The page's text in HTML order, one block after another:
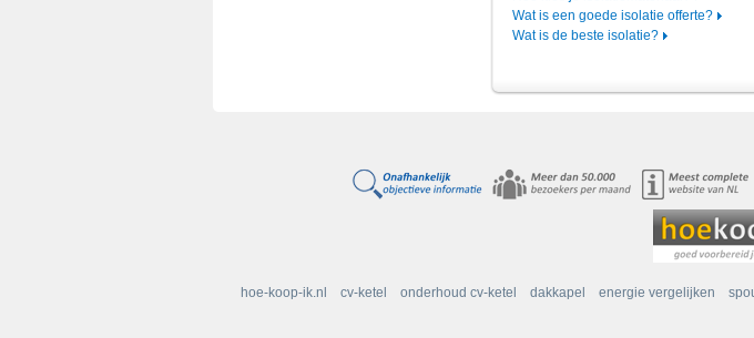
Wat is een goede isolatie offerte?
Wat is de beste isolatie?
hoe-koop-ik.nl cv-ketel onderhoud cv-ketel dakkapel energie vergelijken